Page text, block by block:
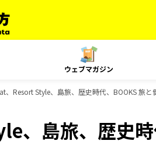
ウェブマガジン
、Resort Style、島旅、歴史時代、BOOKS 旅
、島旅、歴史